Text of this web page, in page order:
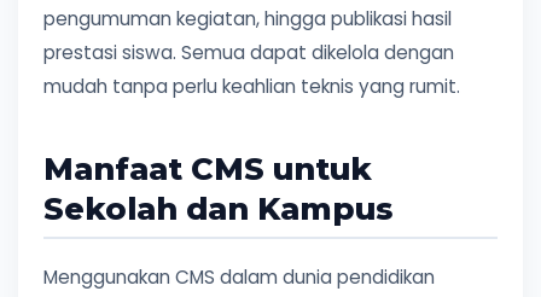
pengumuman kegiatan, hingga publikasi hasil
prestasi siswa. Semua dapat dikelola dengan
mudah tanpa perlu keahlian teknis yang rumit.
Manfaat CMS untuk
Sekolah dan Kampus
Menggunakan CMS dalam dunia pendidikan